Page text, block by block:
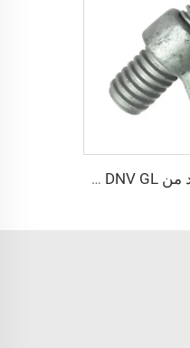
260 مم 280 مم حجم مخصص معتمد من DNV GL مواد ربط حاوية شحن تركيب الجسر